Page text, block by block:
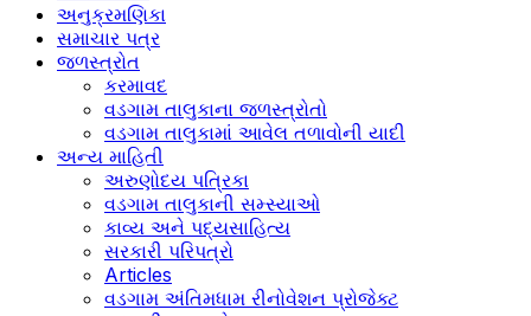
અનુક્રમણિકા
સમાચાર પત્ર
જળસ્ત્રોત
કરમાવદ
વડગામ તાલુકાના જળસ્ત્રોતો
વડગામ તાલુકામાં આવેલ તળાવોની યાદી
અન્ય માહિતી
અરુણોદય પત્રિકા
વડગામ તાલુકાની સમ્સ્યાઓ
કાવ્ય અને પદ્યસાહિત્ય
સરકારી પરિપત્રો
Articles
વડગામ અંતિમધામ રીનોવેશન પ્રોજેક્ટ